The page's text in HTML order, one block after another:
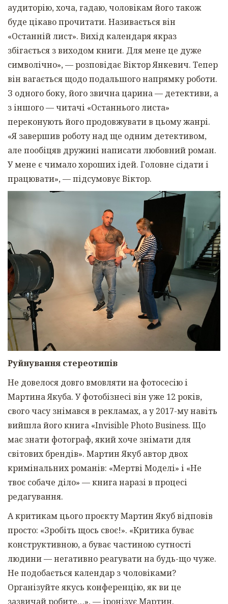
аудиторію, хоча, гадаю, чоловікам його також
буде цікаво прочитати. Називається він
«Останній лист». Вихід календаря якраз
збігається з виходом книги. Для мене це дуже
символічно», — розповідає Віктор Янкевич. Тепер
він вагається щодо подальшого напрямку роботи.
З одного боку, його звична царина — детективи, а
з іншого — читачі «Останнього листа»
переконують його продовжувати в цьому жанрі.
«Я завершив роботу над ще одним детективом,
але пообіцяв дружині написати любовний роман.
У мене є чимало хороших ідей. Головне сідати і
працювати», — підсумовує Віктор.
Руйнування стереотипів
Не довелося довго вмовляти на фотосесію і
Мартина Якуба. У фотобізнесі він уже 12 років,
свого часу знімався в рекламах, а у 2017-му навіть
вийшла його книга «Invisible Photo Business. Що
має знати фотограф, який хоче знімати для
світових брендів». Мартин Якуб автор двох
кримінальних романів: «Мертві Моделі» і «Не
твоє собаче діло» — книга наразі в процесі
редагування.
А критикам цього проєкту Мартин Якуб відповів
просто: «Зробіть щось своє!». «Критика буває
конструктивною, а буває частиною сутності
людини— негативно реагувати на будь-що чуже.
Не подобається календар з чоловіками?
Організуйте якусь конференцію, як ви це
зазвичай робите…», — іронізує Мартин.